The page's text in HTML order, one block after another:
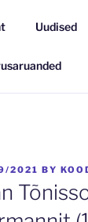
Uudised
2021 BY